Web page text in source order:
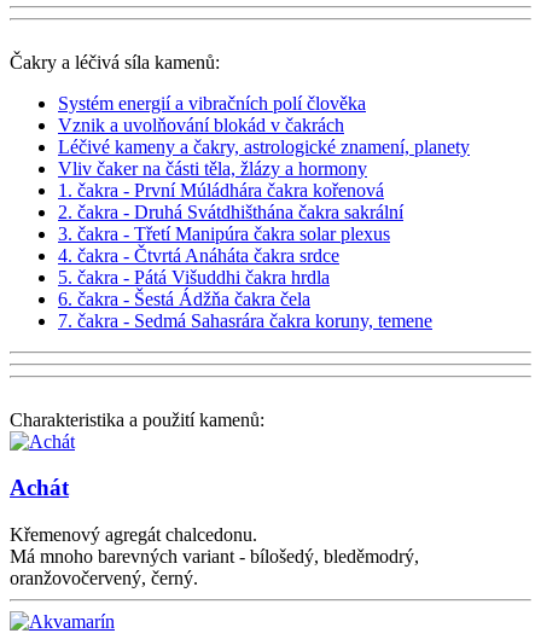
Čakry a léčivá síla kamenů:
Systém energií a vibračních polí člověka
Vznik a uvolňování blokád v čakrách
Léčivé kameny a čakry, astrologické znamení, planety
Vliv čaker na části těla, žlázy a hormony
1. čakra - První Múládhára čakra kořenová
2. čakra - Druhá Svátdhišthána čakra sakrální
3. čakra - Třetí Manipúra čakra solar plexus
4. čakra - Čtvrtá Anáháta čakra srdce
5. čakra - Pátá Višuddhi čakra hrdla
6. čakra - Šestá Ádžňa čakra čela
7. čakra - Sedmá Sahasrára čakra koruny, temene
Charakteristika a použití kamenů:
Achát
Křemenový agregát chalcedonu.
Má mnoho barevných variant - bílošedý, bleděmodrý,
oranžovočervený, černý.